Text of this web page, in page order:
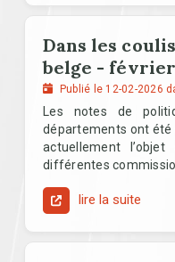
Dans les
belge - février
Publié le 12-02-2026
Les notes de
départements ont été
actuellement
différentes
lire la suite